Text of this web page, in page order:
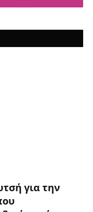
για την